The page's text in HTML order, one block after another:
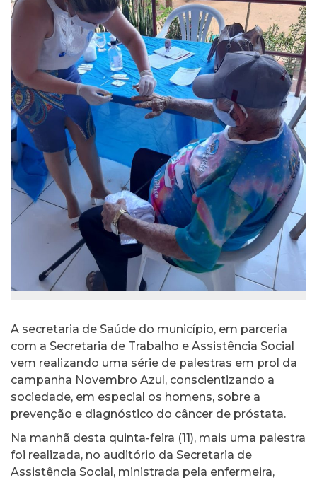
A secretaria de Saúde do município, em parceria
com a Secretaria de Trabalho e Assistência Social
vem realizando uma série de palestras em prol da
campanha Novembro Azul, conscientizando a
sociedade, em especial os homens, sobre a
prevenção e diagnóstico do câncer de próstata.
Na manhã desta quinta-feira (11), mais uma palestra
foi realizada, no auditório da Secretaria de
Assistência Social, ministrada pela enfermeira,